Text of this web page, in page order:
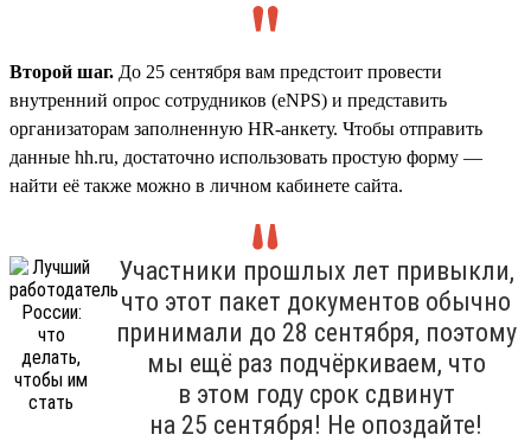
Второй шаг. До 25 сентября вам предстоит провести
внутренний опрос сотрудников (eNPS) и представить
организаторам заполненную HR-анкету. Чтобы отправить
данные hh.ru, достаточно использовать простую форму —
найти её также можно в личном кабинете сайта.
Участники прошлых лет привыкли,
что этот пакет документов обычно
принимали до 28 сентября, поэтому
мы ещё раз подчёркиваем, что
в этом году срок сдвинут
на 25 сентября! Не опоздайте!